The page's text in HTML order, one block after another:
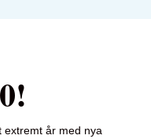
extremt år med nya